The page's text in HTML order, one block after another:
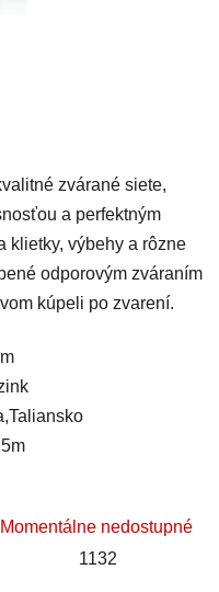
zvárané siete,
a perfektným
klietky, výbehy a rôzne
odporovým zváraním
kúpeli po zvarení.
Momentálne nedostupné
1132